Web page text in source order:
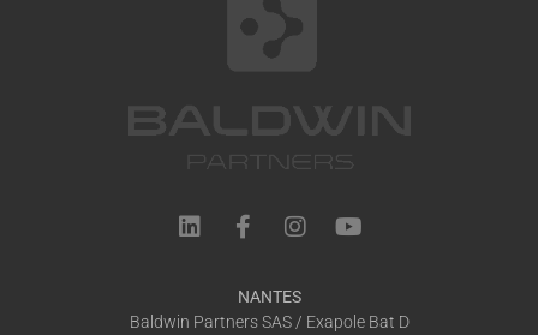
NANTES
Baldwin Partners SAS / Exapole Bat D